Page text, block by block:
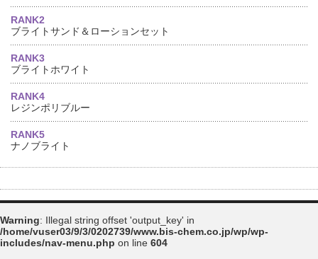
RANK2
ブライトサンド＆ローションセット
RANK3
ブライトホワイト
RANK4
レジンポリブルー
RANK5
ナノブライト
Warning: Illegal string offset 'output_key' in
/home/vuser03/9/3/0202739/www.bis-chem.co.jp/wp/wp-
includes/nav-menu.php on line 604